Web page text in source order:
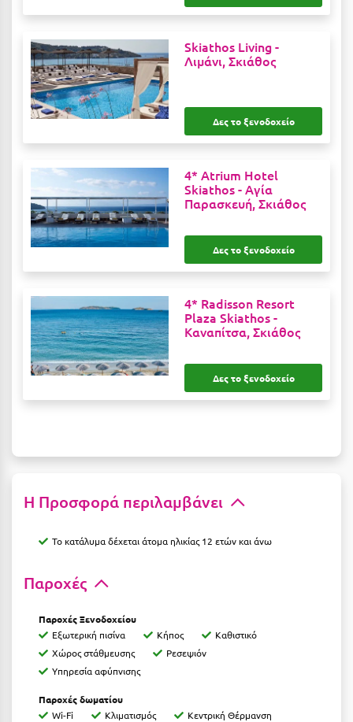
Λακόπετρα Αχαΐας
Λακωνία
Λασίθι
Λευκάδα
Λήμνος
Λίμνη Πλαστήρα
Λιτόχωρο
Λουτρά Πόζαρ
Λουτρά Υπάτης
Λουτράκι
Λούτσα
Μαραθώνας Αττικής
Μεσολόγγι
Μεσσηνία
Μετέωρα
Μέτσοβο
Μήλος
Skiathos Living -
Λιμάνι, Σκιάθος
Δες το ξενοδοχείο
4* Atrium Hotel
Skiathos -Αγία
Παρασκευή, Σκιάθος
Δες το ξενοδοχείο
4* Radisson Resort
Plaza Skiathos -
Καναπίτσα, Σκιάθος
Δες το ξενοδοχείο
Η Προσφορά περιλαμβάνει
Το κατάλυμα δέχεται άτομα ηλικίας 12 ετών και άνω
Παροχές
Παροχές Ξενοδοχείου
Εξωτερική πισίνα
Κήπος
Καθιστικό
Χώρος στάθμευσης
Ρεσεψιόν
Υπηρεσία αφύπνισης
Παροχές δωματίου
Wi-Fi
Κλιματισμός
Κεντρική Θέρμανση